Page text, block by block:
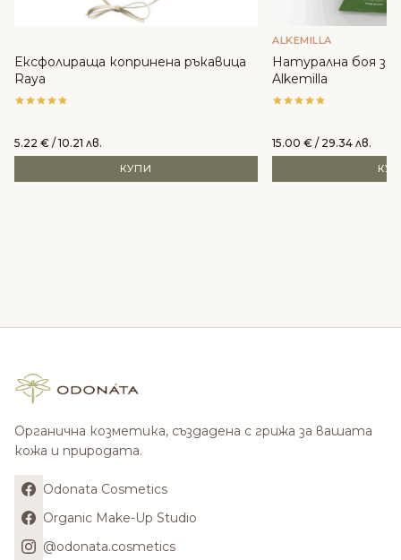
Ексфолираща копринена ръкавица
Raya
5.22 € / 10.21 лв.
КУПИ
ALKEMILLA
Натурална боя за
Alkemilla
15.00 € / 29.34 лв.
Органична козметика, създадена с грижа за вашата
кожа и природата.
Odonata Cosmetics
Organic Make-Up Studio
@odonata.cosmetics